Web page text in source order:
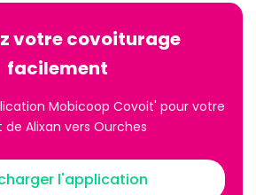
votre covoiturage
facilement
Mobicoop Covoit' pour votre
de Alixan vers Ourches
l'application